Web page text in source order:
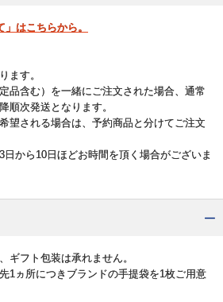
はこちらから。
ます。
品含む）を一緒にご注文された場合、通常
順次発送となります。
望される場合は、予約商品と分けてご注文
日から10日ほどお時間を頂く場合がございま
ギフト包装は承れません。
1ヵ所につきブランドの手提袋を1枚ご用意